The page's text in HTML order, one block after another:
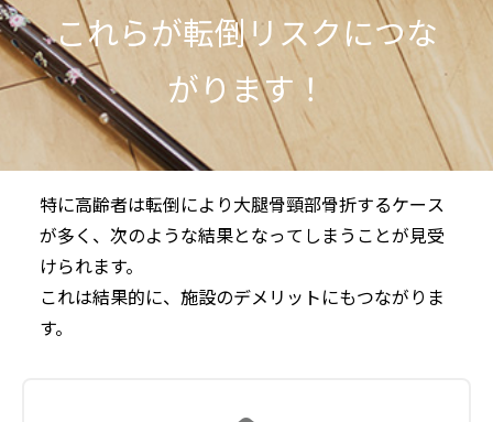
これらが転倒リスクにつな
がります！
特に高齢者は転倒により大腿骨頸部骨折するケース
が多く、次のような結果となってしまうことが見受
けられます。
これは結果的に、施設のデメリットにもつながりま
す。